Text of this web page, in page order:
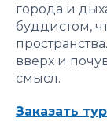
города и
буддистом,
вверх и
смысл.
Заказать тур